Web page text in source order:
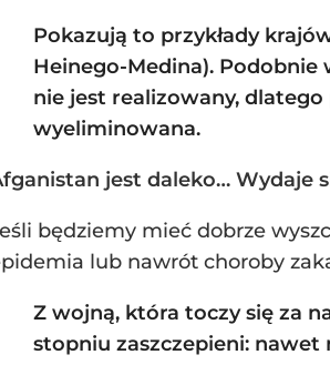
Pokazują to przykłady
Heinego-Medina).
nie jest realizowany,
wyeliminowana.
jest daleko… Wydaje
będziemy mieć dobrze
lub nawrót choroby
Z wojną, która toczy się za
stopniu zaszczepieni: